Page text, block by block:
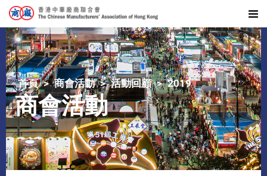
首頁 商會活動 活動回顧 2019
商會活動